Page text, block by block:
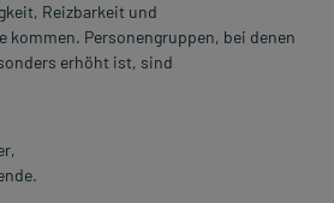
Reizbarkeit und
kommen. Personengruppen, bei denen
erhöht ist, sind